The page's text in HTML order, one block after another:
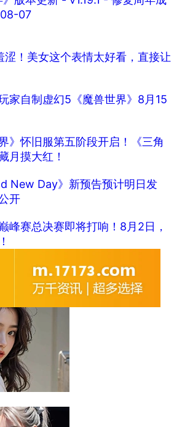
07
涩！美女这个表情太好看，直接让
家自制虚幻5《魔兽世界》8月15
》怀旧服第五阶段开启！《三角
月摸大红！
New Day》新预告预计明日发
开
峰赛总决赛即将打响！8月2日，